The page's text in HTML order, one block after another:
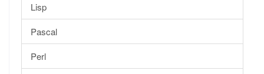
Lisp
Pascal
Perl